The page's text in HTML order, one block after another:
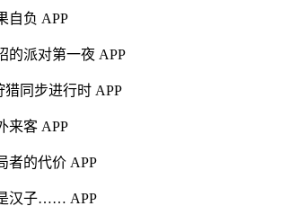
自负 APP
的派对第一夜 APP
猎同步进行时 APP
来客 APP
者的代价 APP
是汉子…… APP